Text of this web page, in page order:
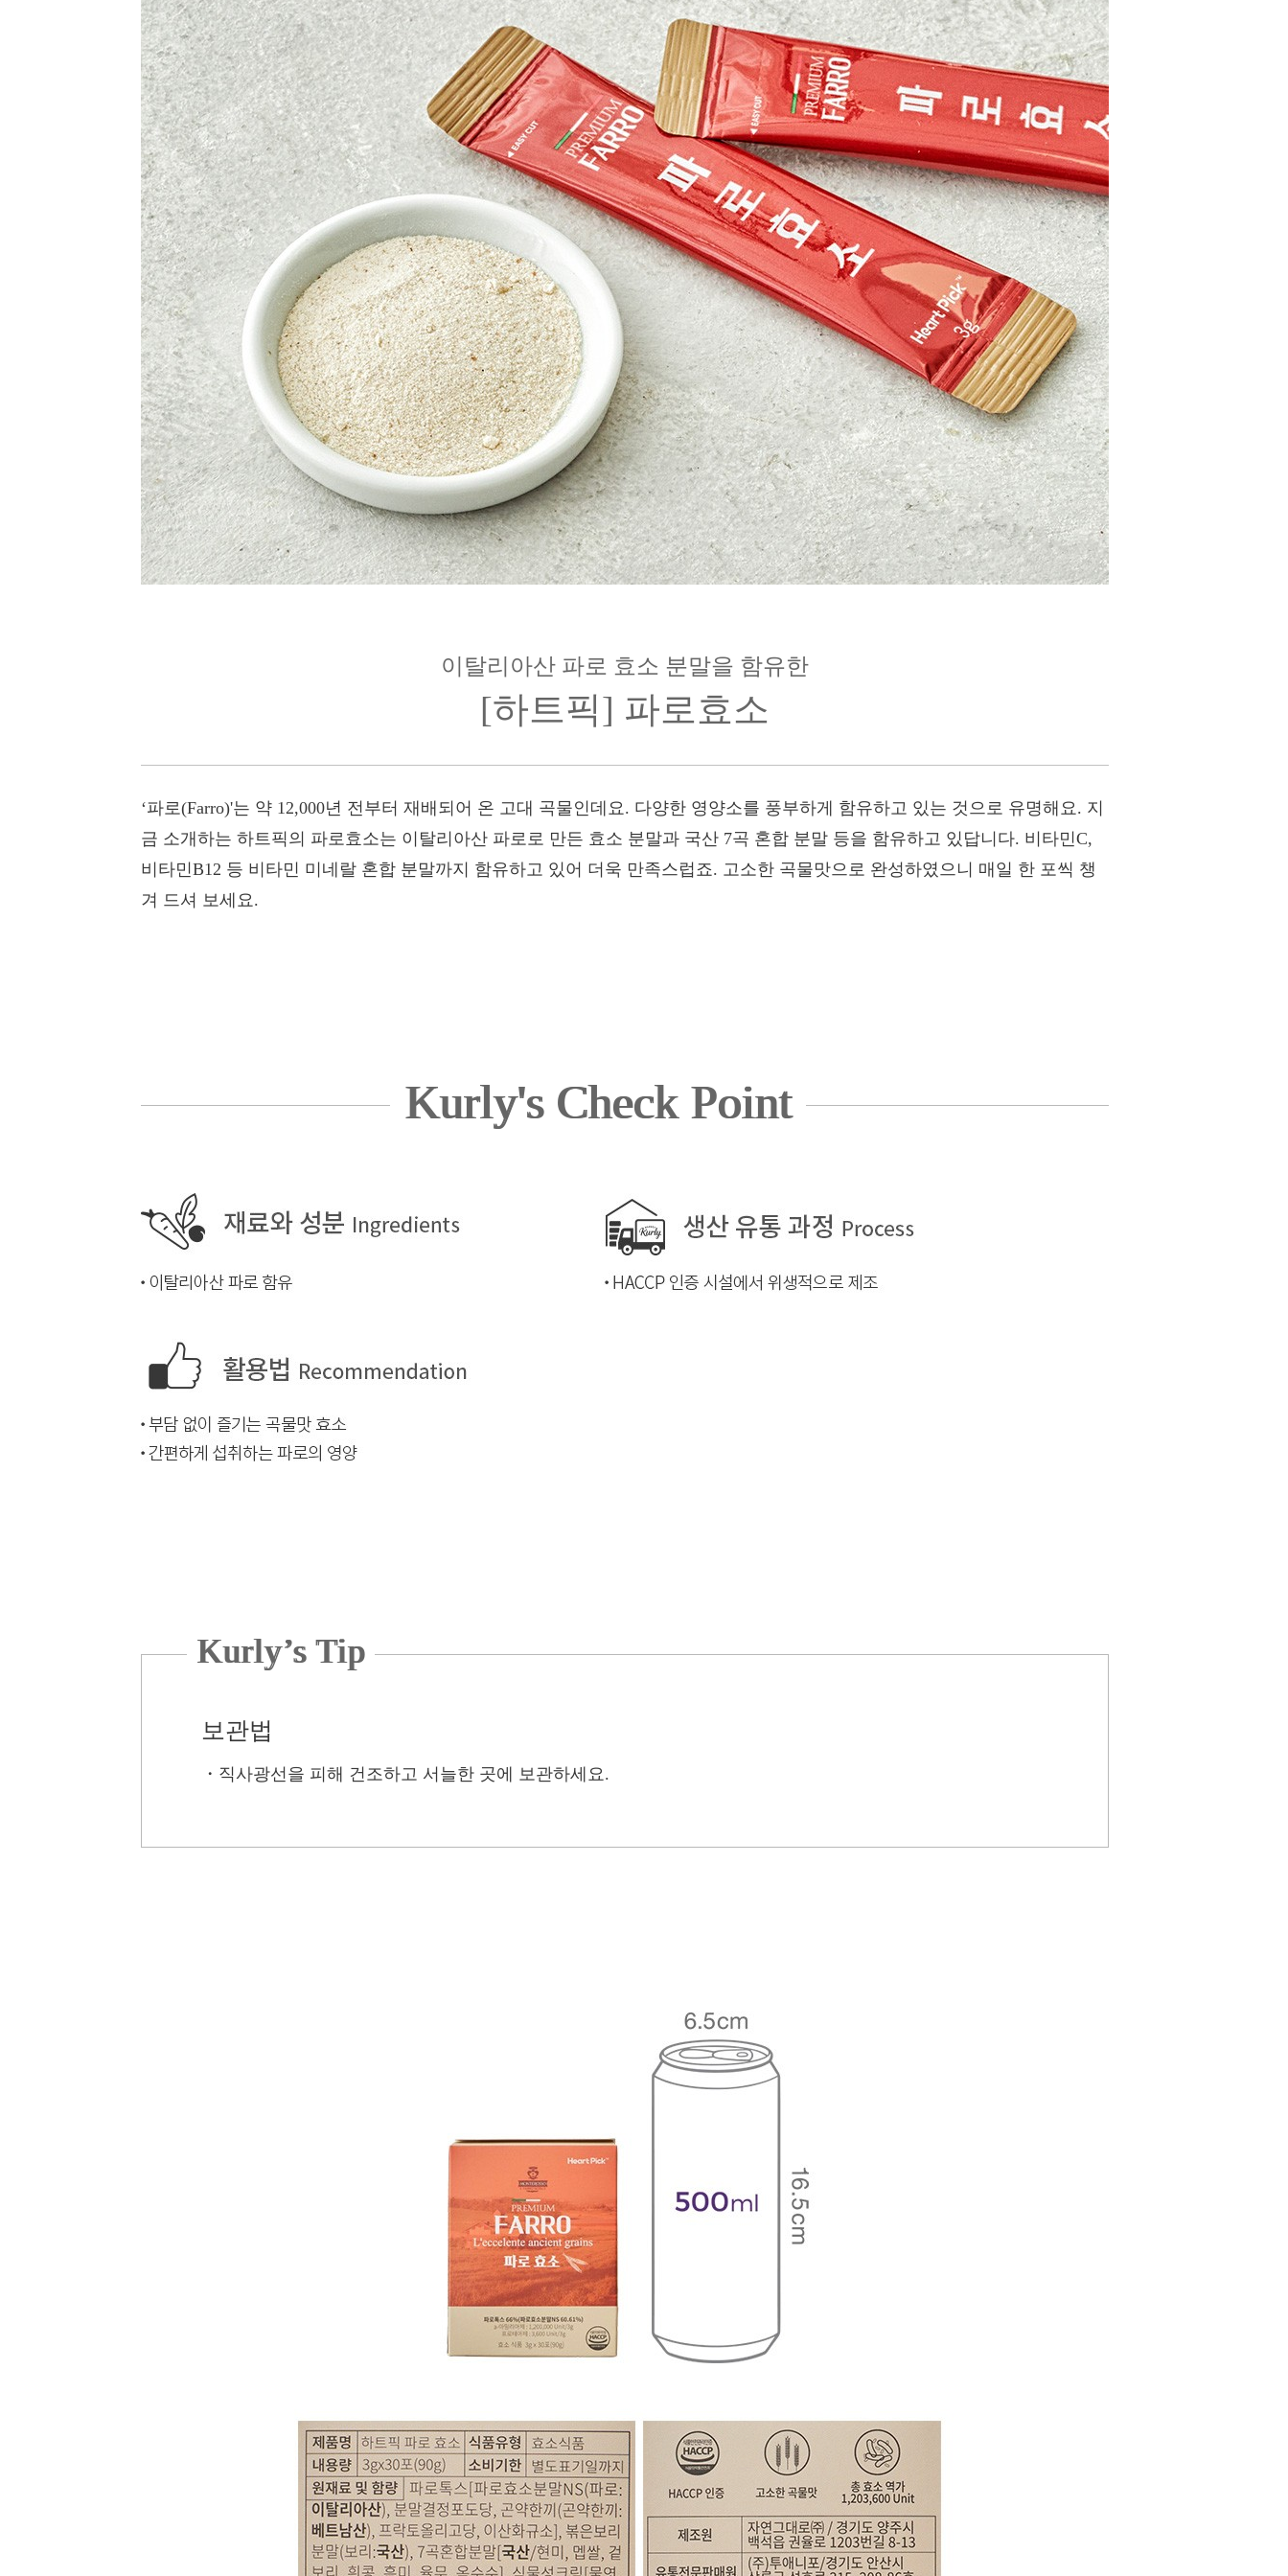
이탈리아산 파로 효소 분말을 함유한
[하트픽] 파로효소
‘파로(Farro)'는 약 12,000년 전부터 재배되어 온 고대 곡물인데요. 다양한 영양소를 풍부하게 함유하고 있는 것으로 유명해요. 지
금 소개하는 하트픽의 파로효소는 이탈리아산 파로로 만든 효소 분말과 국산 7곡 혼합 분말 등을 함유하고 있답니다. 비타민C,
비타민B12 등 비타민 미네랄 혼합 분말까지 함유하고 있어 더욱 만족스럽죠. 고소한 곡물맛으로 완성하였으니 매일 한 포씩 챙
겨 드셔 보세요.
Kurly's Check Point
Kurly’s Tip
보관법
・ 직사광선을 피해 건조하고 서늘한 곳에 보관하세요.